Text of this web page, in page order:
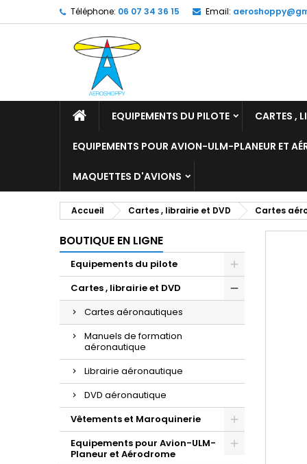
Téléphone: 06 07 34 36 15 Email:
EQUIPEMENTS DU PILOTE CARTES ,
EQUIPEMENTS POUR AVION-ULM-PLANEUR ET
MAQUETTES D'AVIONS
Accueil Cartes , librairie et DVD Cartes
BOUTIQUE EN LIGNE
Equipements du pilote
Cartes , librairie et DVD
Cartes aéronautiques
Manuels de formation
aéronautique
Librairie aéronautique
DVD aéronautique
Vêtements et Maroquinerie
Equipements pour Avion-ULM-
Planeur et Aérodrome